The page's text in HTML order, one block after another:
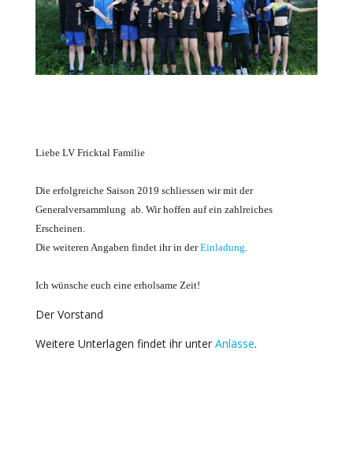
Liebe LV Fricktal Familie
Die erfolgreiche Saison 2019 schliessen wir mit der
Generalversammlung ab. Wir hoffen auf ein zahlreiches
Erscheinen.
Die weiteren Angaben findet ihr in derEinladung.
Ich wünsche euch eine erholsame Zeit!
Der Vorstand
Weitere Unterlagen findet ihr unter Anlässe.